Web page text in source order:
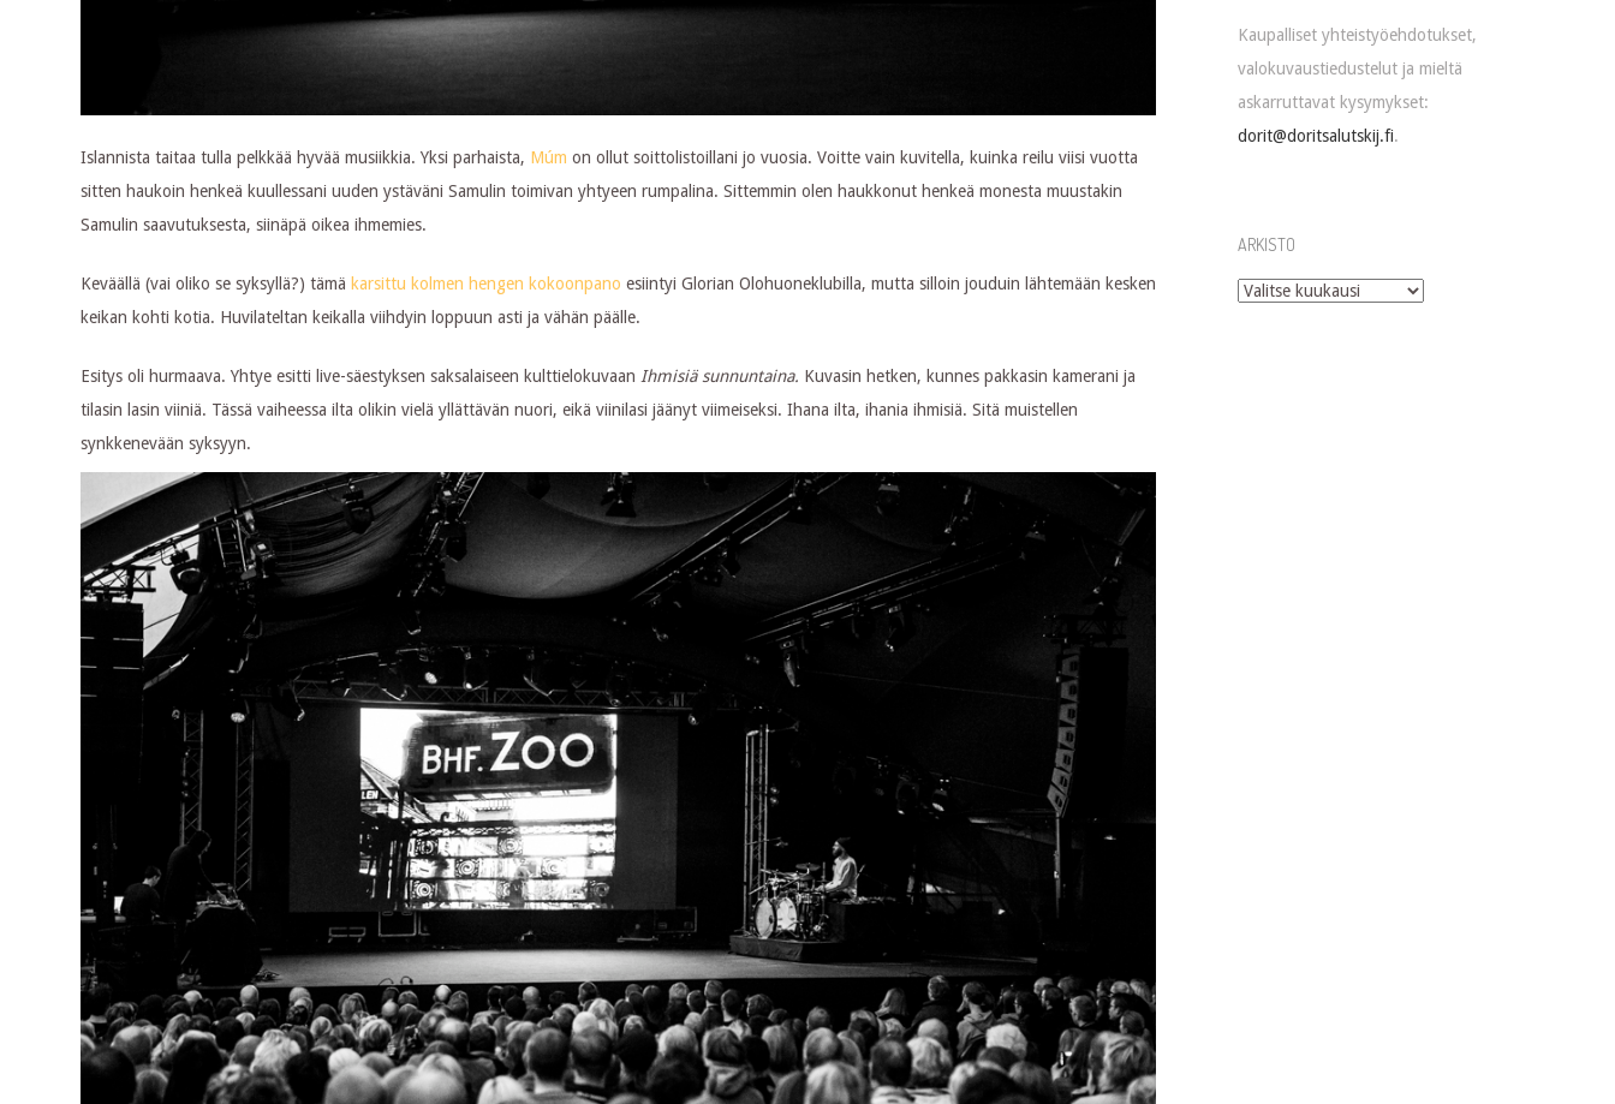
Islannista taitaa tulla pelkkää hyvää musiikkia. Yksi parhaista, Múm on ollut soittolistoillani jo vuosia. Voitte vain kuvitella, kuinka reilu viisi vuotta
sitten haukoin henkeä kuullessani uuden ystäväni Samulin toimivan yhtyeen rumpalina. Sittemmin olen haukkonut henkeä monesta muustakin
Samulin saavutuksesta, siinäpä oikea ihmemies.
Keväällä (vai oliko se syksyllä?) tämäkarsittu kolmen hengen kokoonpano esiintyi Glorian Olohuoneklubilla, mutta silloin jouduin lähtemään kesken
keikan kohti kotia. Huvilateltan keikalla viihdyin loppuun asti ja vähän päälle.
Esitys oli hurmaava. Yhtye esitti live-säestyksen saksalaiseen kulttielokuvaan Ihmisiä sunnuntaina. Kuvasin hetken, kunnes pakkasin kamerani ja
tilasin lasin viiniä. Tässä vaiheessa ilta olikin vielä yllättävän nuori, eikä viinilasi jäänyt viimeiseksi. Ihana ilta, ihania ihmisiä. Sitä muistellen
synkkenevään syksyyn.
Kaupalliset yhteistyöehdotukset,
valokuvaustiedustelut ja mieltä
askarruttavat kysymykset:
dorit@doritsalutskij.fi.
ARKISTO
Arkisto